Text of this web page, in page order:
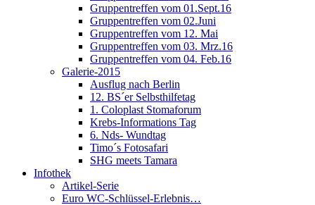
Gruppentreffen vom 01.Sept.16
Gruppentreffen vom 02.Juni
Gruppentreffen vom 12. Mai
Gruppentreffen vom 03. Mrz.16
Gruppentreffen vom 04. Feb.16
Galerie-2015
Ausflug nach Berlin
12. BS´er Selbsthilfetag
1. Coloplast Stomaforum
Krebs-Informations Tag
6. Nds- Wundtag
Timo´s Fotosafari
SHG meets Tamara
Infothek
Artikel-Serie
Euro WC-Schlüssel-Erlebnis…